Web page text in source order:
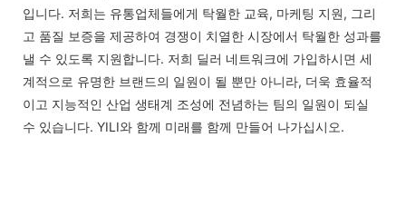
입니다. 저희는 유통업체들에게 탁월한 교육, 마케팅 지원, 그리
고 품질 보증을 제공하여 경쟁이 치열한 시장에서 탁월한 성과를
낼 수 있도록 지원합니다. 저희 딜러 네트워크에 가입하시면 세
계적으로 유명한 브랜드의 일원이 될 뿐만 아니라, 더욱 효율적
이고 지능적인 산업 생태계 조성에 전념하는 팀의 일원이 되실
수 있습니다. YILI와 함께 미래를 함께 만들어 나가십시오.